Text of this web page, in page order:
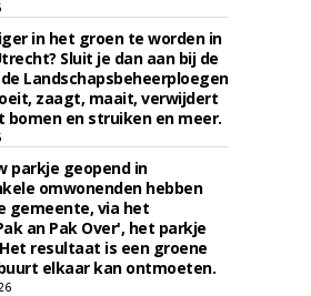
in het groen te worden in
Sluit je dan aan bij de
Landschapsbeheerploegen
zaagt, maait, verwijdert
bomen en struiken en meer.
parkje geopend in
omwonenden hebben
gemeente, via het
an Pak Over', het parkje
resultaat is een groene
elkaar kan ontmoeten.